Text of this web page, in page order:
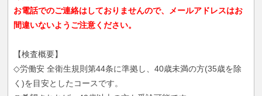
お電話でのご連絡はしておりませんので、メールアドレスはお
間違いないようご注意ください。
【検査概要】
◇労働安 全衛生規則第44条に準拠し、40歳未満の方(35歳を除
く)を目安としたコースです。